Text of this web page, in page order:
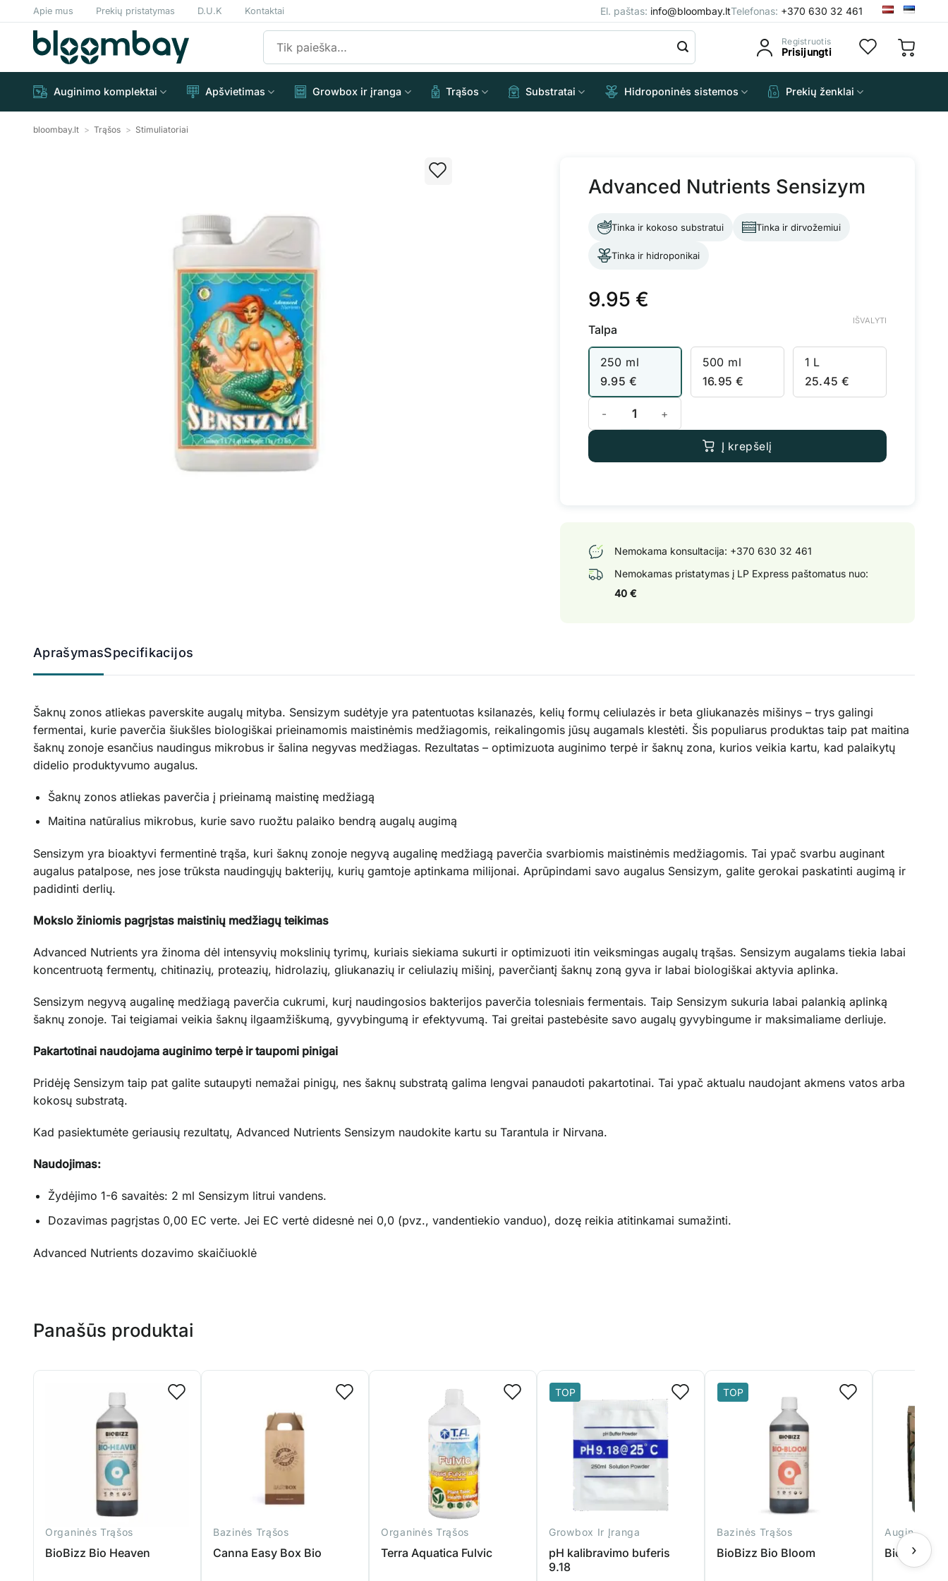
to
content
Apie mus Prekių pristatymas D.U.K Kontaktai El. paštas: info@bloombay.ltTelefonas: +370 630 32 461
Ieškoti: Registruotis
Prisijungti
Auginimo komplektai Apšvietimas Growbox ir įranga Trąšos Substratai Hidroponinės sistemos Prekių ženklai
bloombay.lt > Trąšos > Stimuliatoriai
Advanced Nutrients Sensizym
Tinka ir kokoso substratui Tinka ir dirvožemiui
Tinka ir hidroponikai
9.95 €
Talpa
250 ml
9.95 €
500 ml
16.95€
1 L
25.45€
IŠVALYTI
produkto kiekis: Advanced Nutrients Sensizym
Į krepšelį
Nemokama konsultacija: +370 630 32 461
Nemokamas pristatymas į LP Express paštomatus nuo:
40 €
AprašymasSpecifikacijos
Šaknų zonos atliekas paverskite augalų mityba. Sensizym sudėtyje yra patentuotas ksilanazės, kelių formų celiulazės ir beta gliukanazės mišinys – trys galingi
fermentai, kurie paverčia šiukšles biologiškai prieinamomis maistinėmis medžiagomis, reikalingomis jūsų augamals klestėti. Šis populiarus produktas taip pat maitina
šaknų zonoje esančius naudingus mikrobus ir šalina negyvas medžiagas. Rezultatas – optimizuota auginimo terpė ir šaknų zona, kurios veikia kartu, kad palaikytų
didelio produktyvumo augalus.
Šaknų zonos atliekas paverčia į prieinamą maistinę medžiagą
Maitina natūralius mikrobus, kurie savo ruožtu palaiko bendrą augalų augimą
Sensizym yra bioaktyvi fermentinė trąša, kuri šaknų zonoje negyvą augalinę medžiagą paverčia svarbiomis maistinėmis medžiagomis. Tai ypač svarbu auginant
augalus patalpose, nes jose trūksta naudingųjų bakterijų, kurių gamtoje aptinkama milijonai. Aprūpindami savo augalus Sensizym, galite gerokai paskatinti augimą ir
padidinti derlių.
Mokslo žiniomis pagrįstas maistinių medžiagų teikimas
Advanced Nutrients yra žinoma dėl intensyvių mokslinių tyrimų, kuriais siekiama sukurti ir optimizuoti itin veiksmingas augalų trąšas. Sensizym augalams tiekia labai
koncentruotą fermentų, chitinazių, proteazių, hidrolazių, gliukanazių ir celiulazių mišinį, paverčiantį šaknų zoną gyva ir labai biologiškai aktyvia aplinka.
Sensizym negyvą augalinę medžiagą paverčia cukrumi, kurį naudingosios bakterijos paverčia tolesniais fermentais. Taip Sensizym sukuria labai palankią aplinką
šaknų zonoje. Tai teigiamai veikia šaknų ilgaamžiškumą, gyvybingumą ir efektyvumą. Tai greitai pastebėsite savo augalų gyvybingume ir maksimaliame derliuje.
Pakartotinai naudojama auginimo terpė ir taupomi pinigai
Pridėję Sensizym taip pat galite sutaupyti nemažai pinigų, nes šaknų substratą galima lengvai panaudoti pakartotinai. Tai ypač aktualu naudojant akmens vatos arba
kokosų substratą.
Kad pasiektumėte geriausių rezultatų, Advanced Nutrients Sensizym naudokite kartu su Tarantula ir Nirvana.
Naudojimas:
Žydėjimo 1-6 savaitės: 2 ml Sensizym litrui vandens.
Dozavimas pagrįstas 0,00 EC verte. Jei EC vertė didesnė nei 0,0 (pvz., vandentiekio vanduo), dozę reikia atitinkamai sumažinti.
Advanced Nutrients dozavimo skaičiuoklė
Panašūs produktai
Organinės Trąšos
BioBizz Bio Heaven
Bazinės Trąšos
Canna Easy Box Bio
Organinės Trąšos
Terra Aquatica Fulvic
TOP
Growbox Ir Įranga
pH kalibravimo buferis
9.18
TOP
Bazinės Trąšos
BioBizz Bio Bloom
Auginimo
BioBizz
›